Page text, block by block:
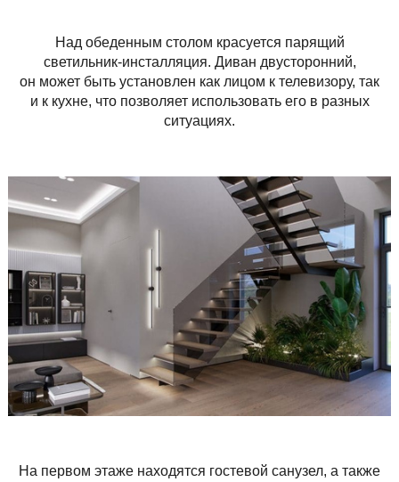
Над обеденным столом красуется парящий
светильник-инсталляция. Диван двусторонний,
он может быть установлен как лицом к телевизору, так
и к кухне, что позволяет использовать его в разных
ситуациях.
На первом этаже находятся гостевой санузел, а также